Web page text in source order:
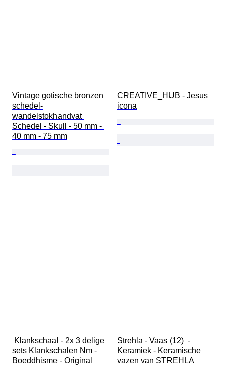
Vintage gotische bronzen
schedel-
wandelstokhandvat
Schedel - Skull - 50 mm -
40 mm - 75 mm
CREATIVE_HUB - Jesus
icona
sets Klankschalen Nm -
Boeddhisme - Original
Strehla - Vaas (12)  -
Keramiek - Keramische
vazen van STREHLA